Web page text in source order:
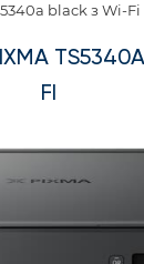
black з Wi-Fi
FI